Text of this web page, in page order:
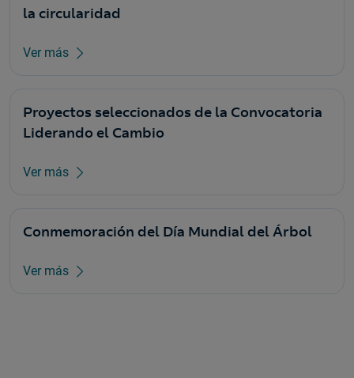
la circularidad
Ver más
Proyectos seleccionados de la Convocatoria
Liderando el Cambio
Ver más
Conmemoración del Día Mundial del Árbol
Ver más